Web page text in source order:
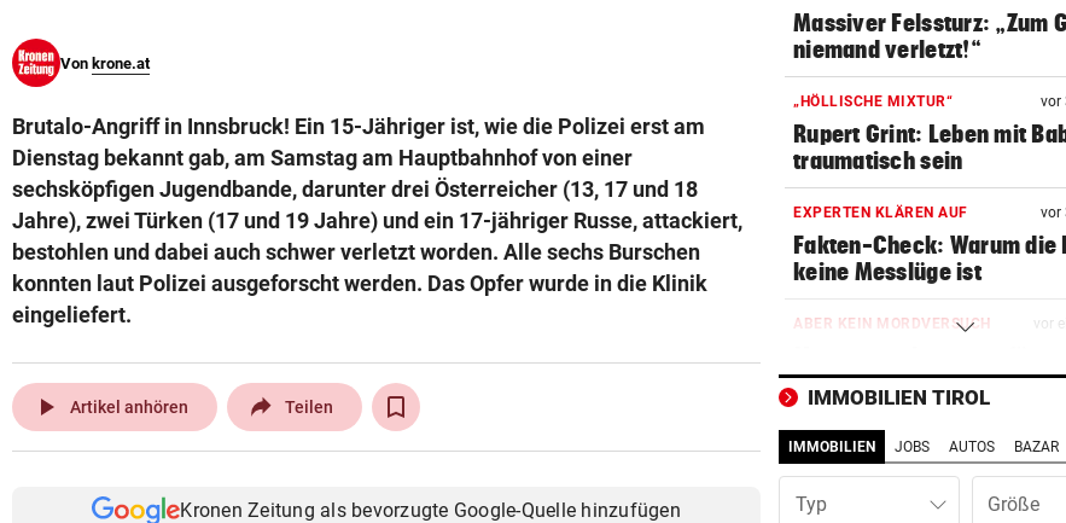
© Krone Multimedia GmbH & Co KG 2026
Von krone.at
Brutalo-Angriff in Innsbruck! Ein 15-Jähriger ist, wie die Polizei erst am
Dienstag bekannt gab, am Samstag am Hauptbahnhof von einer
sechsköpfigen Jugendbande, darunter drei Österreicher (13, 17 und 18
Jahre), zwei Türken (17 und 19 Jahre) und ein 17-jähriger Russe, attackiert,
bestohlen und dabei auch schwer verletzt worden. Alle sechs Burschen
konnten laut Polizei ausgeforscht werden. Das Opfer wurde in die Klinik
eingeliefert.
play_arrow Artikel anhören Teilen
Kronen Zeitung als bevorzugte Google-Quelle hinzufügen
Massiver Felssturz: „Zum
niemand verletzt!“
„HÖLLISCHE MIXTUR“ vor
Rupert Grint: Leben mit
traumatisch sein
EXPERTEN KLÄREN AUF vor
Fakten-Check: Warum die
keine Messlüge ist
ABER KEIN MORDVERSUCH vor
Jahre ins Gefängnis
GELDKASSE GESTOHLEN
Einbruch bei
sind fassungslos“
IMMOBILIEN TIROL
IMMOBILIEN JOBS AUTOS BAZAR
Typ